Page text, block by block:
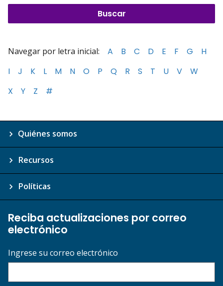
Navegar por letra inicial: A B C D E F G
H
I
J K L M N O P Q R S T U V
W
X
Y Z #
Quiénes somos
Recursos
Políticas
Reciba actualizaciones por correo
electrónico
Ingrese su correo electrónico